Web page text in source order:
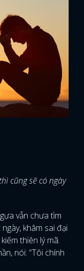
cũng sẽ có ngày
vẫn chưa tìm
khâm sai đại
thiên lý mã.
nói: “Tôi chính